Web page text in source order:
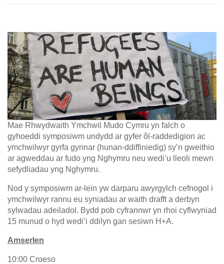
Mae Rhwydwaith Ymchwil Mudo Cymru yn falch o
gyhoeddi symposiwm undydd ar gyfer ôl-raddedigion ac
ymchwilwyr gyrfa gynnar (hunan-ddiffiniedig) sy’n gweithio
ar agweddau ar fudo yng Nghymru neu wedi’u lleoli mewn
sefydliadau yng Nghymru.
Nod y symposiwm ar-lein yw darparu awyrgylch cefnogol i
ymchwilwyr rannu eu syniadau ar waith drafft a derbyn
sylwadau adeiladol. Bydd pob cyfrannwr yn rhoi cyflwyniad
15 munud o hyd wedi’i ddilyn gan sesiwn H+A.
Amserlen
10:00 Croeso